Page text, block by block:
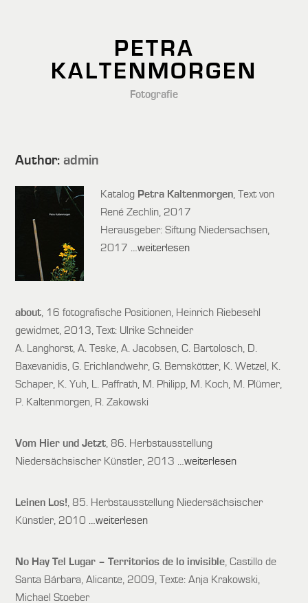
PETRA
KALTENMORGEN
Fotografie
Author:admin
Katalog Petra Kaltenmorgen, Text von
René Zechlin, 2017
Herausgeber: Siftung Niedersachsen,
2017 …weiterlesen
about, 16 fotografische Positionen, Heinrich Riebesehl
gewidmet, 2013, Text: Ulrike Schneider
A. Langhorst, A. Teske, A. Jacobsen, C. Bartolosch, D.
Baxevanidis, G. Erichlandwehr, G. Bernskötter, K. Wetzel, K.
Schaper, K. Yuh, L. Paffrath, M. Philipp, M. Koch, M. Plümer,
P. Kaltenmorgen, R. Zakowski
Vom Hier und Jetzt, 86. Herbstausstellung
Niedersächsischer Künstler, 2013 …weiterlesen
Leinen Los!, 85. Herbstausstellung Niedersächsischer
Künstler, 2010 …weiterlesen
No Hay Tel Lugar – Territorios de lo invisible, Castillo de
Santa Bárbara, Alicante, 2009, Texte: Anja Krakowski,
Michael Stoeber